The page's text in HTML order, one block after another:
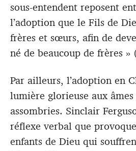
sous-entendent reposent
l’adoption que le Fils de
frères et sœurs, afin de
né de beaucoup de frères »
Par ailleurs, l’adoption en
lumière glorieuse aux âmes
assombries. Sinclair
réflexe verbal que
enfants de Dieu qui